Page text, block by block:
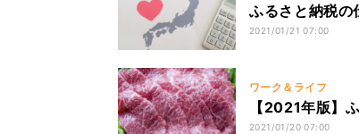
ふるさと納税の
2021/01/21 07:00
ワーク＆ライフ
【2021年版】
2021/01/20 07:00